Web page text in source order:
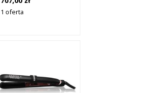
1 oferta